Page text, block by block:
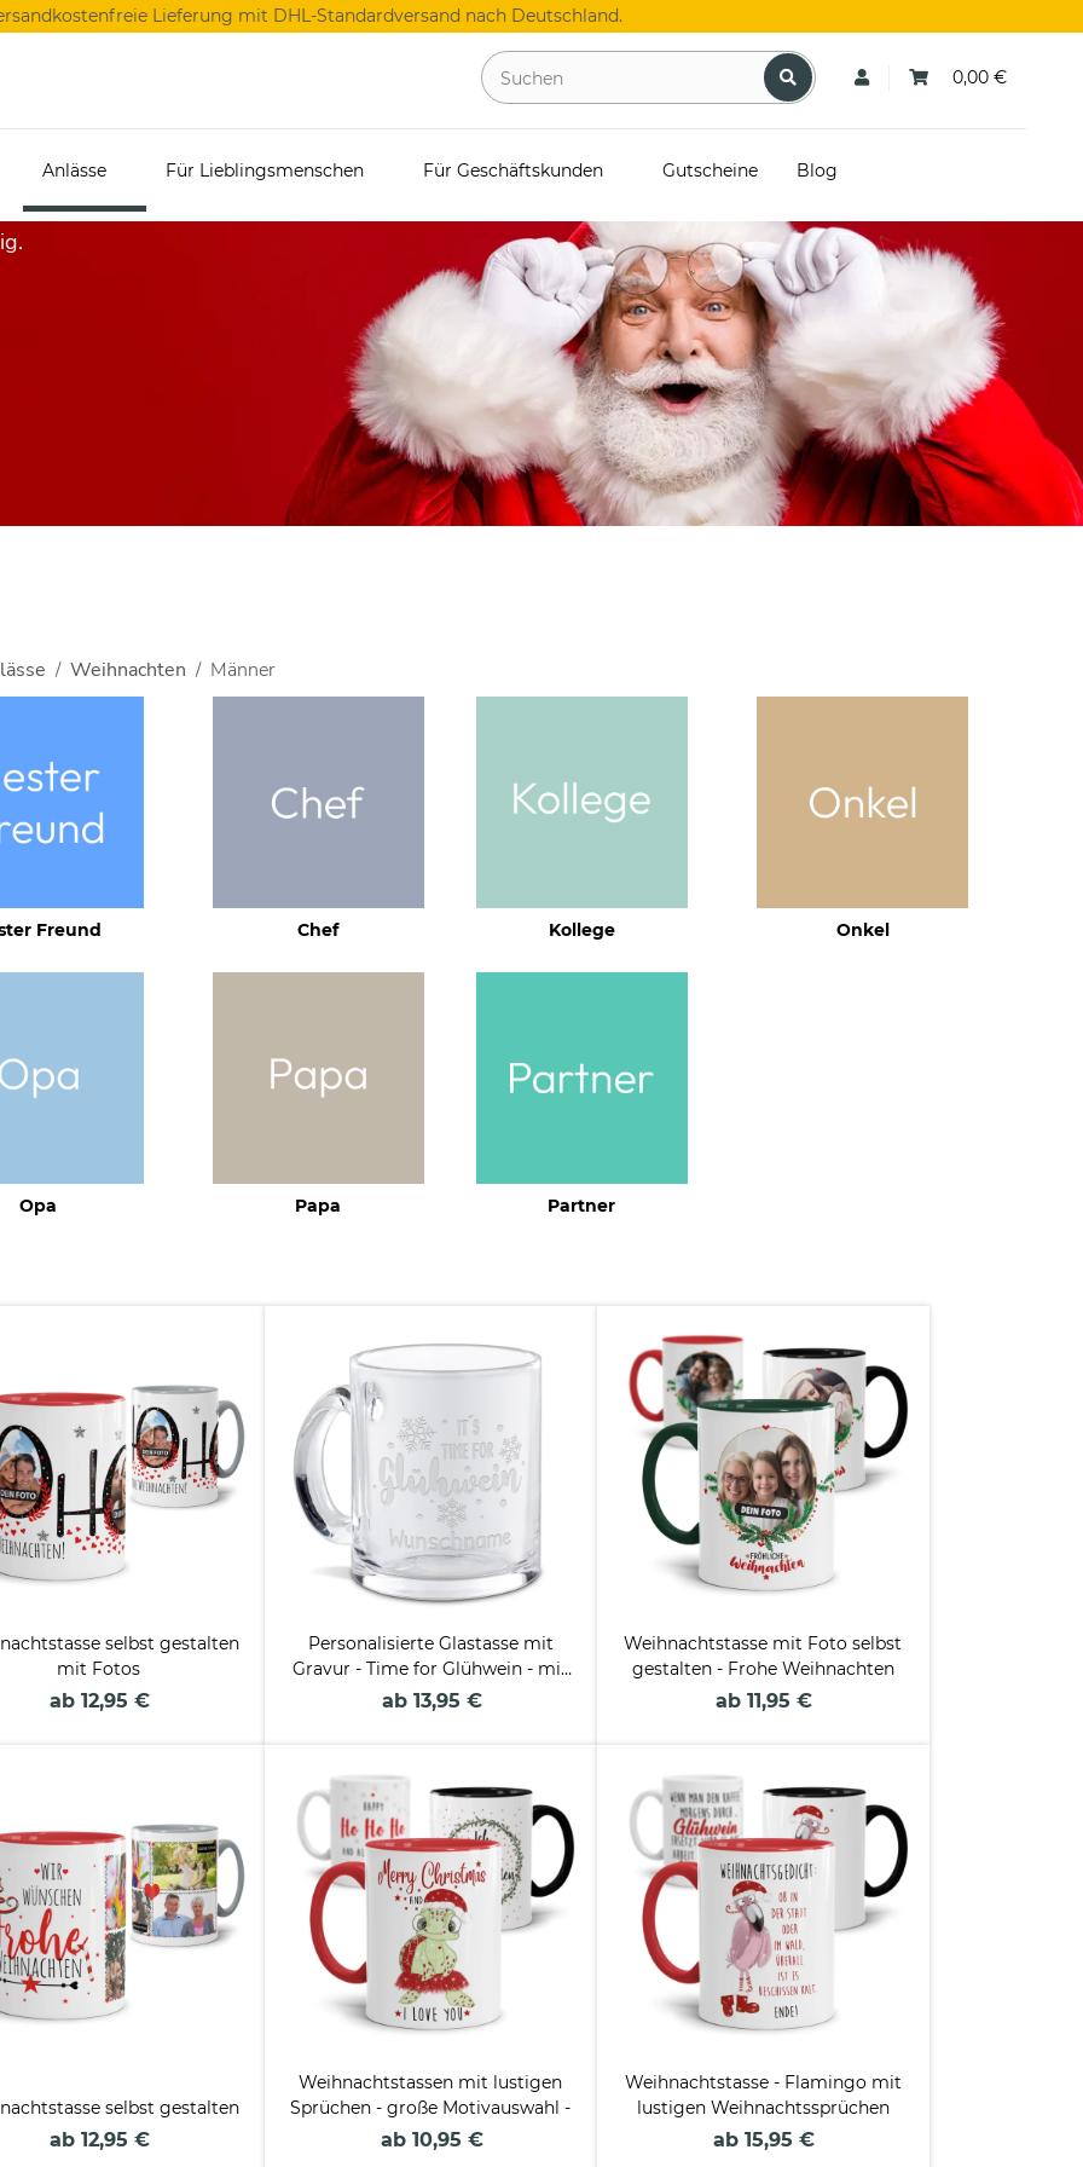
Lieferung mit DHL-Standardversand nach Deutschland.
0,00 €
Anlässe Für Lieblingsmenschen Für Geschäftskunden Gutscheine Blog
Männer
Weihnachten Männer
Freund Chef Kollege Onkel
Opa Papa Partner
selbst gestalten
mit Fotos
ab 12,95 €
Personalisierte Glastasse mit
Gravur - Time for Glühwein - mit
Name
ab 13,95 €
Weihnachtstasse mit Foto selbst
gestalten - Frohe Weihnachten
ab 11,95 €
selbst gestalten
ab 12,95 €
Weihnachtstassen mit lustigen
Sprüchen - große Motivauswahl -
ab 10,95 €
Weihnachtstasse - Flamingo mit
lustigen Weihnachtssprüchen
ab 15,95 €